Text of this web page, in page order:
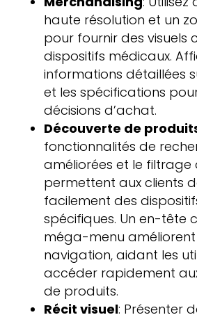
haute résolution et un
pour fournir des visuels
dispositifs médicaux.
informations détaillées
et les spécifications
décisions d’achat.
Découverte de
fonctionnalités de
améliorées et le filtrage
permettent aux clients
facilement des
spécifiques. Un en-tête
méga-menu
navigation, aidant les
accéder rapidement
de produits.
Récit visuel: Présenter